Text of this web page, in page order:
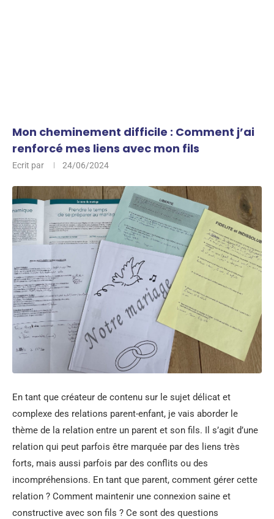
Mon cheminement difficile : Comment j’ai
renforcé mes liens avec mon fils
Ecrit par 24/06/2024
En tant que créateur de contenu sur le sujet délicat et
complexe des relations parent-enfant, je vais aborder le
thème de la relation entre un parent et son fils. Il s’agit d’une
relation qui peut parfois être marquée par des liens très
forts, mais aussi parfois par des conflits ou des
incompréhensions. En tant que parent, comment gérer cette
relation ? Comment maintenir une connexion saine et
constructive avec son fils ? Ce sont des questions